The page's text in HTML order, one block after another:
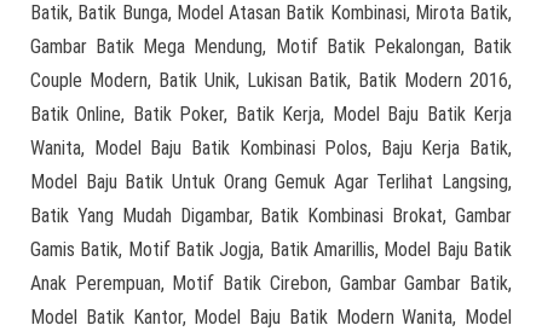
Batik, Batik Bunga, Model Atasan Batik Kombinasi, Mirota Batik,
Gambar Batik Mega Mendung, Motif Batik Pekalongan, Batik
Couple Modern, Batik Unik, Lukisan Batik, Batik Modern 2016,
Batik Online, Batik Poker, Batik Kerja, Model Baju Batik Kerja
Wanita, Model Baju Batik Kombinasi Polos, Baju Kerja Batik,
Model Baju Batik Untuk Orang Gemuk Agar Terlihat Langsing,
Batik Yang Mudah Digambar, Batik Kombinasi Brokat, Gambar
Gamis Batik, Motif Batik Jogja, Batik Amarillis, Model Baju Batik
Anak Perempuan, Motif Batik Cirebon, Gambar Gambar Batik,
Model Batik Kantor, Model Baju Batik Modern Wanita, Model